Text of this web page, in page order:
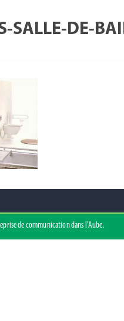
SALLE-DE-
de communication dans l'Aube.